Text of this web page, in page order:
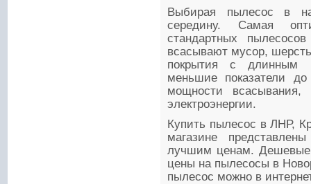
Выбирая пылесос в
середину. Самая
стандартных
всасывают мусор,
покрытия с длинным
меньшие показатели
мощности всасывания,
электроэнергии.
Купить пылесос в ЛНР,
магазине
лучшим ценам.
цены на пылесосы в
пылесос можно в